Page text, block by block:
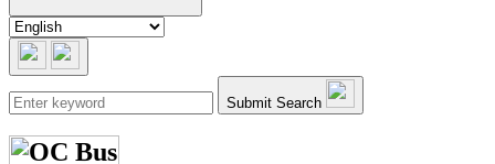
Submit Search